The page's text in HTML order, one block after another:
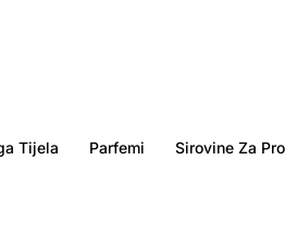
Tijela Parfemi Sirovine Za